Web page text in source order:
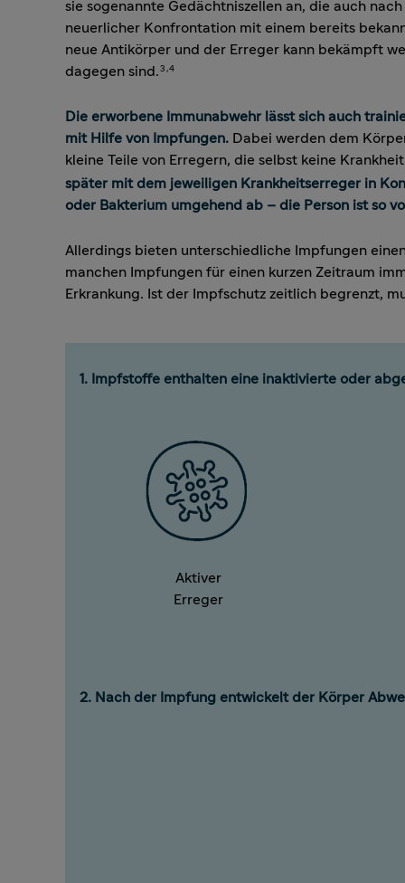
sie sogenannte Gedächtniszellen an, die auch
neuerlicher Konfrontation mit einem bereits
neue Antikörper und der Erreger kann bekämpft
dagegen sind. 3,4
Die erworbene Immunabwehr lässt sich auch
mit Hilfe von Impfungen. Dabei werden dem
kleine Teile von Erregern, die selbst keine
später mit dem jeweiligen Krankheitserreger in
oder Bakterium umgehend ab – die Person ist so
Allerdings bieten unterschiedliche Impfungen
manchen Impfungen für einen kurzen Zeitraum
Erkrankung. Ist der Impfschutz zeitlich begrenzt,
1. Impfstoffe enthalten eine inaktivierte oder
Aktiver
Erreger
2. Nach der Impfung entwickelt der Körper